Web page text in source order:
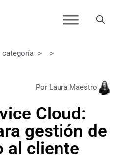
categoría >
>
Por Laura Maestro
Cloud:
gestión de
al cliente